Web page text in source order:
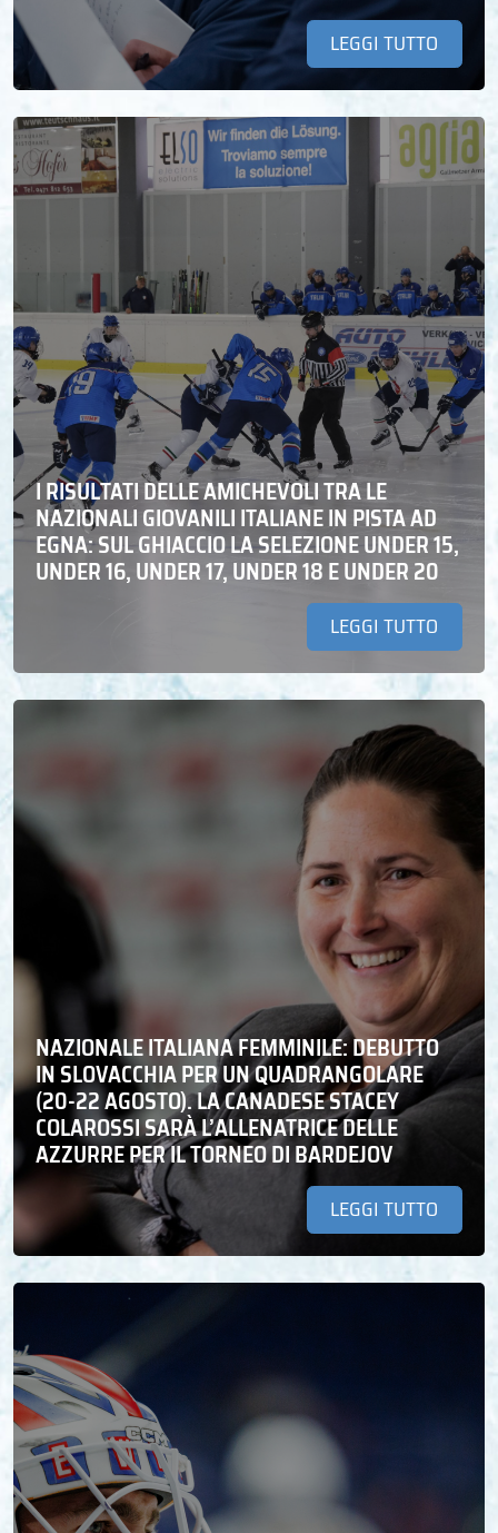
LEGGI TUTTO
I RISULTATI DELLE AMICHEVOLI TRA LE
NAZIONALI GIOVANILI ITALIANE IN PISTA AD
EGNA: SUL GHIACCIO LA SELEZIONE UNDER 15,
UNDER 16, UNDER 17, UNDER 18 E UNDER 20
LEGGI TUTTO
NAZIONALE ITALIANA FEMMINILE: DEBUTTO
IN SLOVACCHIA PER UN QUADRANGOLARE
(20-22 AGOSTO). LA CANADESE STACEY
COLAROSSI SARÀ L’ALLENATRICE DELLE
AZZURRE PER IL TORNEO DI BARDEJOV
LEGGI TUTTO